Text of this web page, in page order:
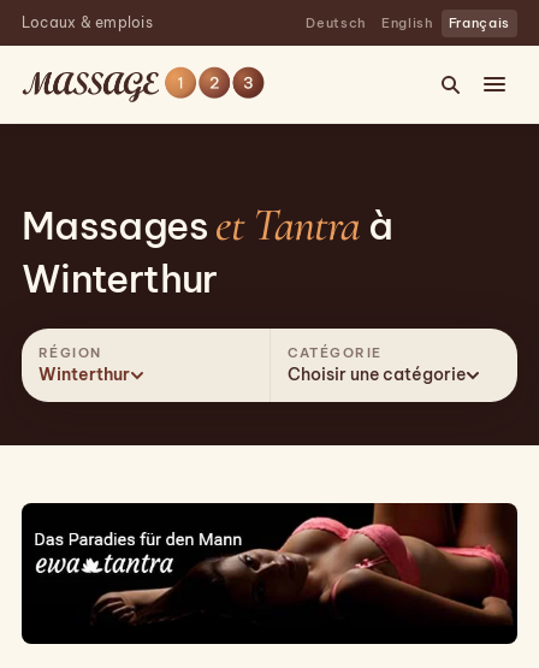
Locaux & emplois Deutsch English Français
Massages et Tantra à
Winterthur
RÉGION
Winterthur
CATÉGORIE
Choisir une catégorie